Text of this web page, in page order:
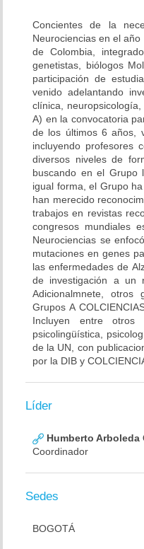
Concientes de la
Neurociencias en el
de Colombia,
genetistas, biólogos
participación de
venido adelantando
clínica,
A) en la convocatoria
de los últimos 6 años,
incluyendo profesores
diversos niveles de
buscando en el Grupo
igual forma, el Grupo
han merecido
trabajos en revistas
congresos mundiales
Neurociencias se
mutaciones en genes
las enfermedades de
de investigación a un
Adicionalmnete, otros
Grupos A
Incluyen entre otros
psicolingüística,
de la UN, con
por la DIB y
Líder
Humberto Arboleda
Coordinador
Sedes
BOGOTÁ